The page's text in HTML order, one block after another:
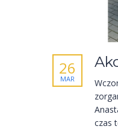
26
MAR
czas